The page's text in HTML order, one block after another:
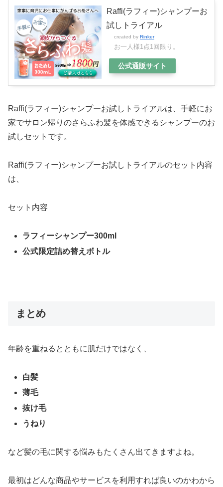
Raffi(ラフィー)シャンプーお
試しトライアル
created by Rinker
お一人様1点1回限り。
公式通販サイト
Raffi(ラフィー)シャンプーお試しトライアルは、手軽にお
家でサロン帰りのさらふわ髪を体感できるシャンプーのお
試しセットです。
Raffi(ラフィー)シャンプーお試しトライアルのセット内容
は、
セット内容
ラフィーシャンプー300ml
公式限定詰め替えボトル
まとめ
年齢を重ねるとともに肌だけではなく、
白髪
薄毛
抜け毛
うねり
など髪の毛に関する悩みもたくさん出てきますよね。
最初はどんな商品やサービスを利用すれば良いのかわから